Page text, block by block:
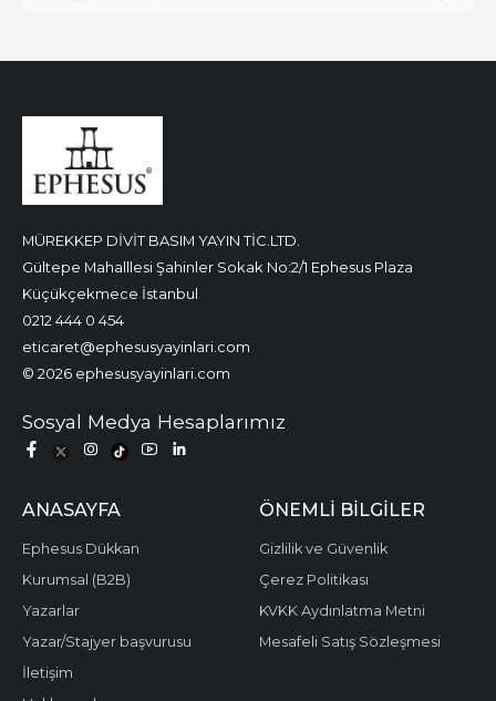
MÜREKKEP DİVİT BASIM YAYIN TİC.LTD.
Gültepe Mahalllesi Şahinler Sokak No:2/1 Ephesus Plaza
Küçükçekmece İstanbul
0212 444 0 454
eticaret@ephesusyayinlari.com
© 2026 ephesusyayinlari.com
Sosyal Medya Hesaplarımız
ANASAYFA
Ephesus Dükkan
Kurumsal (B2B)
Yazarlar
Yazar/Stajyer başvurusu
İletişim
ÖNEMLI BILGILER
Gizlilik ve Güvenlik
Çerez Politikası
KVKK Aydınlatma Metni
Mesafeli Satış Sözleşmesi